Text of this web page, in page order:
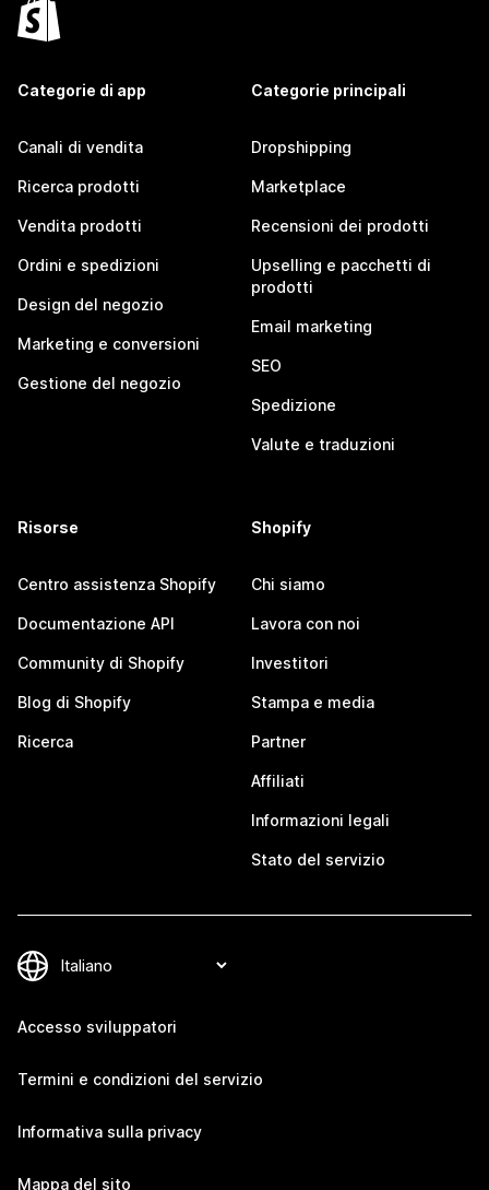
Categorie di app
Canali di vendita
Ricerca prodotti
Vendita prodotti
Ordini e spedizioni
Design del negozio
Marketing e conversioni
Gestione del negozio
Categorie principali
Dropshipping
Marketplace
Recensioni dei prodotti
Upselling e pacchetti di
prodotti
Email marketing
SEO
Spedizione
Valute e traduzioni
Risorse
Centro assistenza Shopify
Documentazione API
Community di Shopify
Blog di Shopify
Ricerca
Shopify
Chi siamo
Lavora con noi
Investitori
Stampa e media
Partner
Affiliati
Informazioni legali
Stato del servizio
Accesso sviluppatori
Termini e condizioni del servizio
Informativa sulla privacy
Mappa del sito